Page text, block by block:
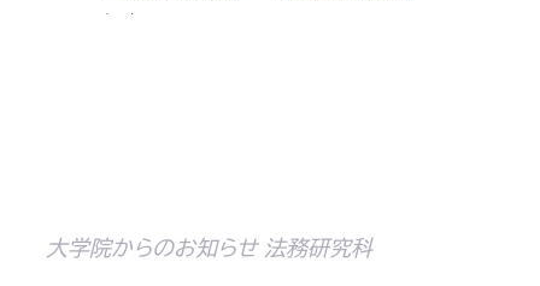
大学院からのお知らせ 法務研究科